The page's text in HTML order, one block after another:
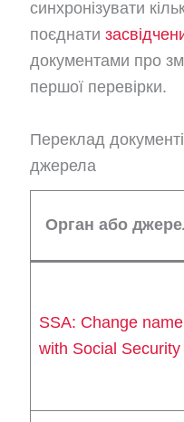
синхронізувати
поєднати
документами про
першої перевірки.
Переклад
джерела
Орган або
SSA: Change name
with Social Security